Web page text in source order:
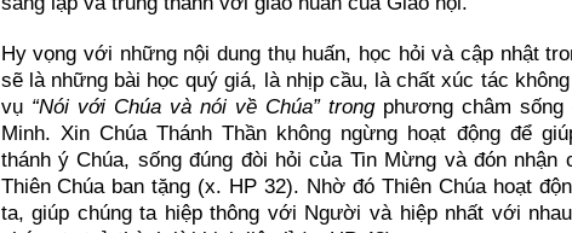
Hy vọng với những nội dung thụ huấn, học hỏi và cập nhật
sẽ là những bài học quý giá, là nhịp cầu, là chất xúc tác
vụ “Nói với Chúa và nói về Chúa” trongphương châm
Minh. Xin Chúa Thánh Thần không ngừng hoạt động để
thánh ý Chúa, sống đúng đòi hỏi của Tin Mừng và đón nhận
Thiên Chúa ban tặng (x. HP 32). Nhờ đó Thiên Chúa hoạt
ta, giúp chúng ta hiệp thông với Người và hiệp nhất với